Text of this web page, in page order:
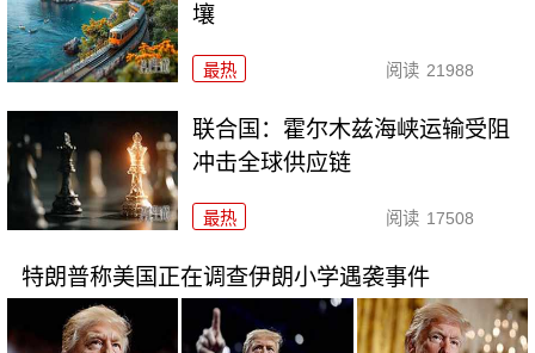
壤
最热 阅读 21988
联合国：霍尔木兹海峡运输受阻
冲击全球供应链
最热 阅读 17508
特朗普称美国正在调查伊朗小学遇袭事件